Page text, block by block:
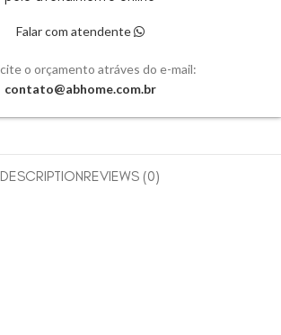
Falar com atendente
o orçamento atráves do e-mail:
contato@abhome.com.br
DESCRIPTIONREVIEWS (0)